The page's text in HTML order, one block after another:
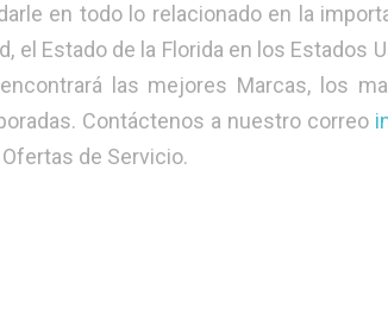
en todo lo relacionado en la
Estado de la Florida en los Estados
las mejores Marcas, los
Contáctenos a nuestro correo
de Servicio.